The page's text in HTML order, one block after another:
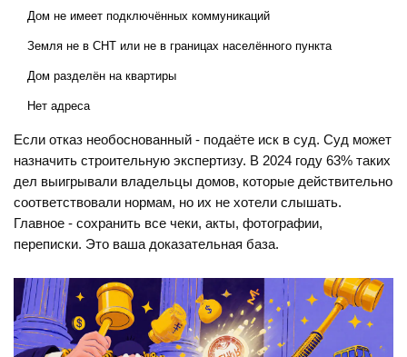
Дом не имеет подключённых коммуникаций
Земля не в СНТ или не в границах населённого пункта
Дом разделён на квартиры
Нет адреса
Если отказ необоснованный - подаёте иск в суд. Суд может
назначить строительную экспертизу. В 2024 году 63% таких
дел выигрывали владельцы домов, которые действительно
соответствовали нормам, но их не хотели слышать.
Главное - сохранить все чеки, акты, фотографии,
переписки. Это ваша доказательная база.